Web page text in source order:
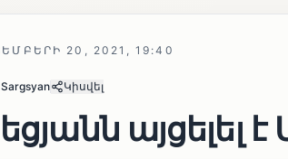
20, 2021, 19:40
Կիսվել
այցելել